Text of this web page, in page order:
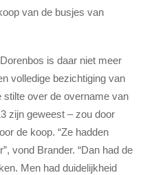
van de busjes van
is daar niet meer
volledige bezichtiging van
stilte over de overname van
zijn geweest – zou door
de koop. “Ze hadden
vond Brander. “Dan had de
Men had duidelijkheid